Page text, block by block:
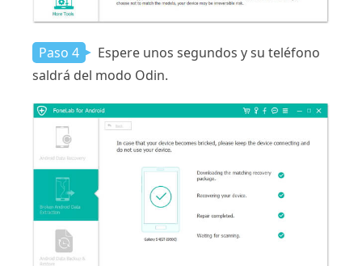
Paso 4
Espere unos segundos y su teléfono
saldrá del modo Odin.